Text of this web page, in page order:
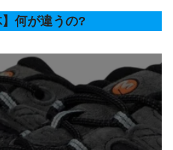
】何が違うの?